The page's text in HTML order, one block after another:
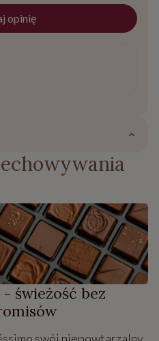
opinię
świeżość bez